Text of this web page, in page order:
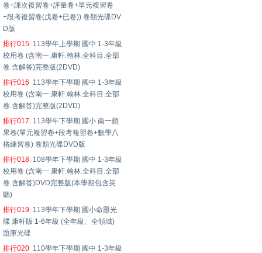
卷+課次複習卷+評量卷+單元複習卷
+段考複習卷(戊卷+已卷)) 卷類光碟DV
D版
排行015 113學年上學期 國中 1-3年級
校用卷 (含南一.康軒.翰林.全科目.全部
卷.含解答)完整版(2DVD)
排行016 113學年下學期 國中 1-3年級
校用卷 (含南一.康軒.翰林.全科目.全部
卷.含解答)完整版(2DVD)
排行017 113學年下學期 國小 南一蘋
果卷(單元複習卷+段考複習卷+數學八
格練習卷) 卷類光碟DVD版
排行018 108學年下學期 國中 1-3年級
校用卷 (含南一.康軒.翰林.全科目.全部
卷.含解答)DVD完整版(本學期包含英
聽)
排行019 113學年下學期 國小命題光
碟 康軒版 1-6年級 (全年級、全領域)
題庫光碟
排行020 110學年下學期 國中 1-3年級